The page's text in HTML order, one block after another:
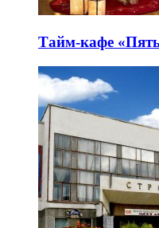
Тайм-кафе